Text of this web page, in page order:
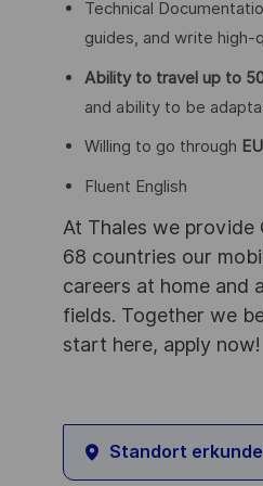
Technical
guides, and write high-
Ability to travel up to
and ability to be
Willing to go through
Fluent English
At Thales we provide
68 countries our
careers at home and
fields. Together we
start here, apply now!
Standort